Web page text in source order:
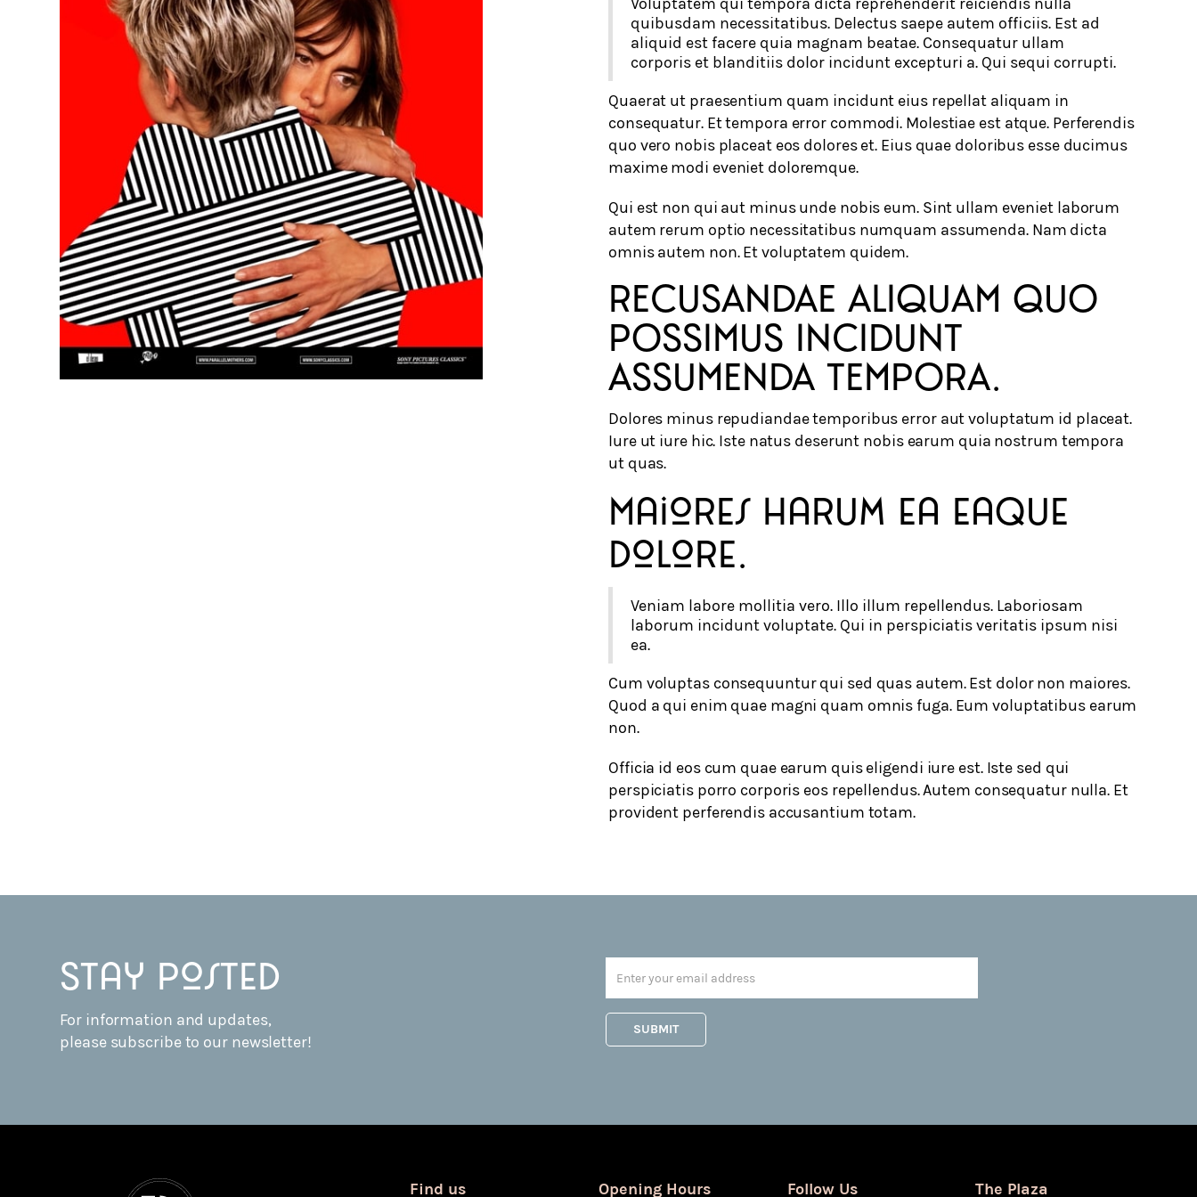
quibusdam necessitatibus. Delectus saepe autem officiis. Est ad
aliquid est facere quia magnam beatae. Consequatur ullam
corporis et blanditiis dolor incidunt excepturi a. Qui sequi corrupti.
Quaerat ut praesentium quam incidunt eius repellat aliquam in
consequatur. Et tempora error commodi. Molestiae est atque. Perferendis
quo vero nobis placeat eos dolores et. Eius quae doloribus esse ducimus
maxime modi eveniet doloremque.
Qui est non qui aut minus unde nobis eum. Sint ullam eveniet laborum
autem rerum optio necessitatibus numquam assumenda. Nam dicta
omnis autem non. Et voluptatem quidem.
RECUSANDAE ALIQUAM QUO
POSSIMUS INCIDUNT
ASSUMENDA TEMPORA.
Dolores minus repudiandae temporibus error aut voluptatum id placeat.
Iure ut iure hic. Iste natus deserunt nobis earum quia nostrum tempora
ut quas.
Maiores harum ea eaque
dolore.
Veniam labore mollitia vero. Illo illum repellendus. Laboriosam
laborum incidunt voluptate. Qui in perspiciatis veritatis ipsum nisi
ea.
Cum voluptas consequuntur qui sed quas autem. Est dolor non maiores.
Quod a qui enim quae magni quam omnis fuga. Eum voluptatibus earum
non.
Officia id eos cum quae earum quis eligendi iure est. Iste sed qui
perspiciatis porro corporis eos repellendus. Autem consequatur nulla. Et
provident perferendis accusantium totam.
Stay posted
For information and updates,
please subscribe to our newsletter!
Find us Opening Hours Follow Us The Plaza